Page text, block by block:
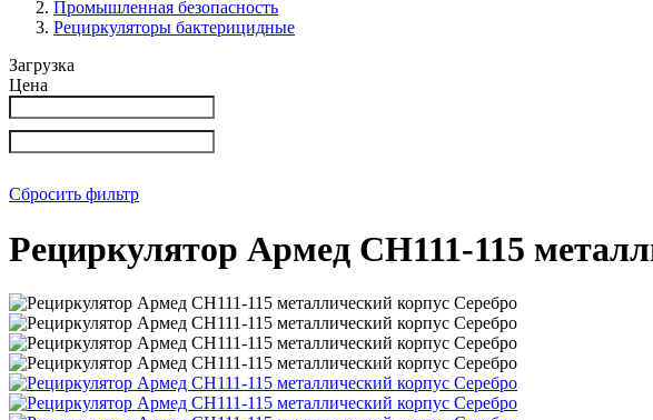
Промышленная безопасность
Рециркуляторы бактерицидные
Загрузка
Цена
Сбросить фильтр
Рециркулятор Армед СH111-115